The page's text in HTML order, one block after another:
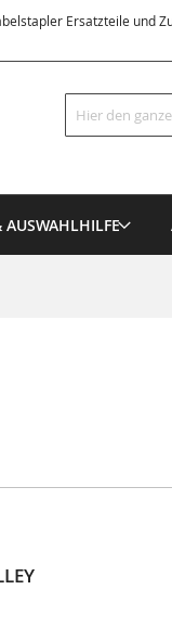
Ersatzteile und
Suche
AUSWAHLHILFE